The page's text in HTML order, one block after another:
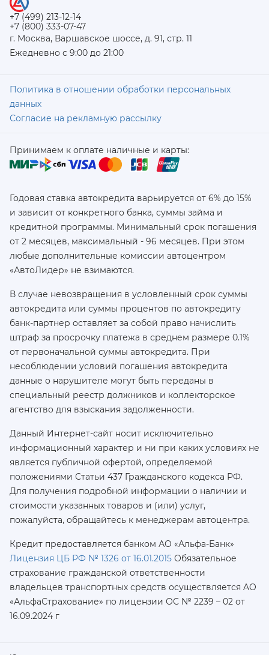
+7 (499) 213-12-14
+7 (800) 333-07-47
г. Москва, Варшавское шоссе, д. 91, стр. 11
Ежедневно с 9:00 до 21:00
Политика в отношении обработки персональных
данных
Согласие на рекламную рассылку
Принимаем к оплате наличные и карты:
Годовая ставка автокредита варьируется от 6% до 15%
и зависит от конкретного банка, суммы займа и
кредитной программы. Минимальный срок погашения
от 2 месяцев, максимальный - 96 месяцев. При этом
любые дополнительные комиссии автоцентром
«АвтоЛидер» не взимаются.
В случае невозвращения в условленный срок суммы
автокредита или суммы процентов по автокредиту
банк-партнер оставляет за собой право начислить
штраф за просрочку платежа в среднем размере 0.1%
от первоначальной суммы автокредита. При
несоблюдении условий погашения автокредита
данные о нарушителе могут быть переданы в
специальный реестр должников и коллекторское
агентство для взыскания задолженности.
Данный Интернет-сайт носит исключительно
информационный характер и ни при каких условиях не
является публичной офертой, определяемой
положениями Статьи 437 Гражданского кодекса РФ.
Для получения подробной информации о наличии и
стоимости указанных товаров и (или) услуг,
пожалуйста, обращайтесь к менеджерам автоцентра.
Кредит предоставляется банком АО «Альфа-Банк»
Лицензия ЦБ РФ № 1326 от 16.01.2015 Обязательное
страхование гражданской ответственности
владельцев транспортных средств осуществляется AO
«АльфаСтрахование» по лицензии ОС № 2239 – 02 от
16.09.2024 г